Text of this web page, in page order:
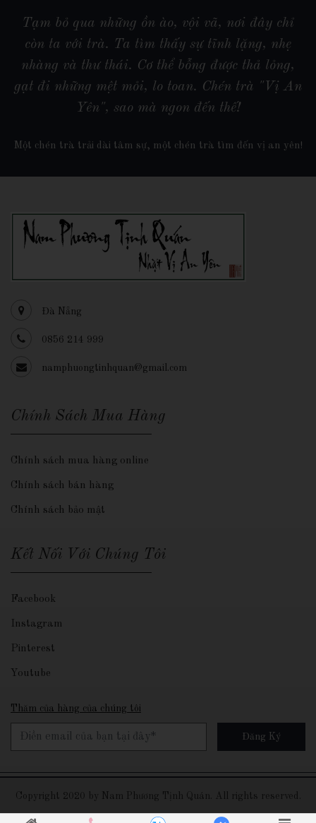
Tạm bỏ qua những ồn ào, vội vã, nơi đây chỉ
còn ta với trà. Ta tìm thấy sự tĩnh lặng, nhẹ
nhàng và thư thái. Cơ thể bỗng được thả lỏng,
gạt đi những mệt mỏi, lo toan. Chén trà "Vị An
Yên", sao mà ngon đến thế!
Một chén trà trải dài tâm sự, một chén trà tìm đến vị an yên!
Đà Nẵng
0856 214 999
namphuongtinhquan@gmail.com
Chính Sách Mua Hàng
Chính sách mua hàng online
Chính sách bán hàng
Chính sách bảo mật
Kết Nối Với Chúng Tôi
Facebook
Instagram
Pinterest
Youtube
Thăm của hàng của chúng tôi
Copyright 2020 by Nam Phương Tịnh Quán . All rights reserved.